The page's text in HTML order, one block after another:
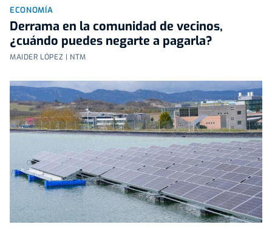
ECONOMÍA
Derrama en la comunidad de vecinos,
¿cuándo puedes negarte a pagarla?
MAIDER LÓPEZ | NTM